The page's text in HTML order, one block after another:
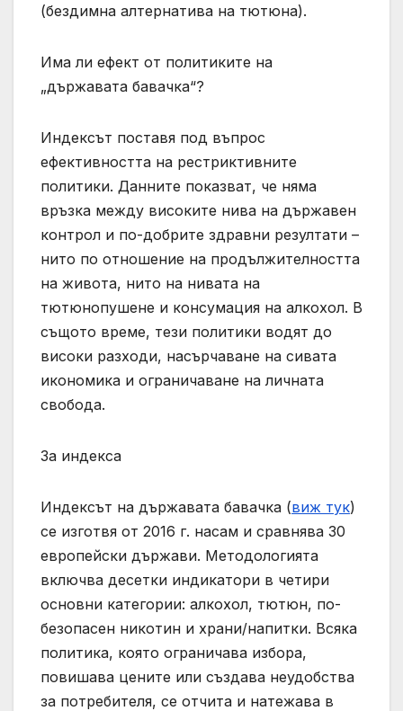
(бездимна алтернатива на тютюна).
Има ли ефект от политиките на
„държавата бавачка“?
Индексът поставя под въпрос
ефективността на рестриктивните
политики. Данните показват, че няма
връзка между високите нива на държавен
контрол и по-добрите здравни резултати –
нито по отношение на продължителността
на живота, нито на нивата на
тютюнопушене и консумация на алкохол. В
същото време, тези политики водят до
високи разходи, насърчаване на сивата
икономика и ограничаване на личната
свобода.
За индекса
Индексът на държавата бавачка (виж тук)
се изготвя от 2016 г. насам и сравнява 30
европейски държави. Методологията
включва десетки индикатори в четири
основни категории: алкохол, тютюн, по-
безопасен никотин и храни/напитки. Всяка
политика, която ограничава избора,
повишава цените или създава неудобства
за потребителя, се отчита и натежава в